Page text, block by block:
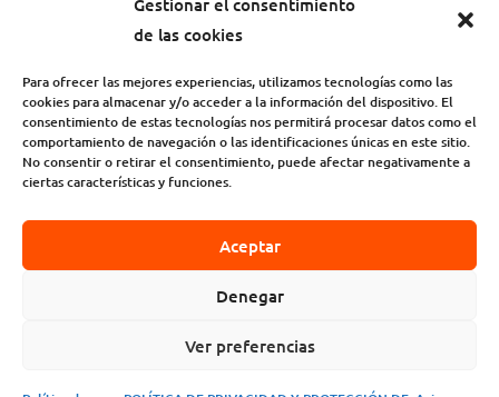
Gestionar el consentimiento
de las cookies
Para ofrecer las mejores experiencias, utilizamos tecnologías como las
cookies para almacenar y/o acceder a la información del dispositivo. El
consentimiento de estas tecnologías nos permitirá procesar datos como el
comportamiento de navegación o las identificaciones únicas en este sitio.
No consentir o retirar el consentimiento, puede afectar negativamente a
ciertas características y funciones.
Aceptar
Denegar
Ver preferencias
Términos y Condiciones
Mi Cuenta
$ Accesibilidad
derechos reservados.